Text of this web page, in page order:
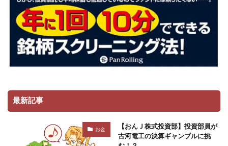
最新記事
お金
【おんＪ株式投資部】投資部員が
古河電工の決算ギャンブルに挑